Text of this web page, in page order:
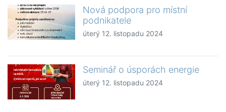
Nová podpora pro místní
podnikatele
úterý 12. listopadu 2024
Seminář o úsporách energie
úterý 12. listopadu 2024